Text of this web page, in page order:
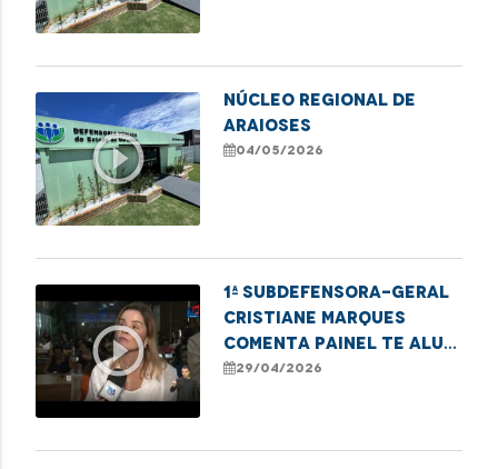
play_circle_outline
NÚCLEO REGIONAL DE
ARAIOSES
04/05/2026
play_circle_outline
1ª subdefensora-geral
Cristiane Marques
comenta painel Te Alui,
Mulher sobre inclusão
29/04/2026